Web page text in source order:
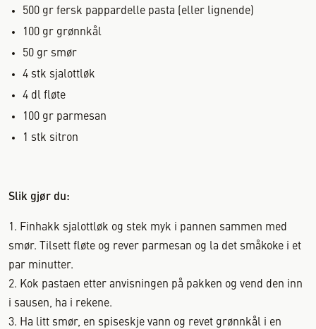
500 gr fersk pappardelle pasta (eller lignende)
100 gr grønnkål
50 gr smør
4 stk sjalottløk
4 dl fløte
100 gr parmesan
1
stk sitron
Slik gjør du:
1. Finhakk sjalottløk og stek myk i pannen sammen med
smør. Tilsett fløte og rever parmesan og la det småkoke i et
par minutter.
2. Kok pastaen etter anvisningen på pakken og vend den inn
i sausen, ha i rekene.
3. Ha litt smør, en spiseskje vann og revet grønnkål i en